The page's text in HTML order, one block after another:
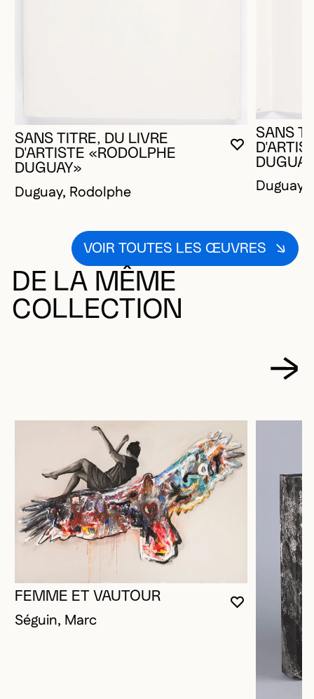
VOUS
FERMER
OUVRIR LA
SANS TITRE, DU LIVRE
D'ARTISTE «RODOLPHE
DUGUAY»
Duguay, Rodolphe
SANS
Duguay,
VOIR TOUTES LES ŒUVRES
DE LA MÊME
COLLECTION
VOUS
FERMER
OUVRIR LA
FEMME ET VAUTOUR
Séguin, Marc